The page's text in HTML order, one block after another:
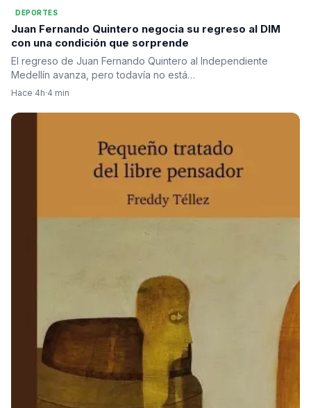
DEPORTES
Juan Fernando Quintero negocia su regreso al DIM
con una condición que sorprende
El regreso de Juan Fernando Quintero al Independiente
Medellín avanza, pero todavía no está…
Hace 4h·4 min